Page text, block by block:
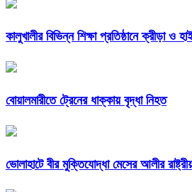
কালুখালীর বিভিন্ন শিক্ষা প্রতিষ্ঠানে ক্রীড়া ও
বোয়ালমারীতে ট্রেনের ধাক্কায় বৃদ্ধা নিহত
ভোলাহাটে বীর মুক্তিযোদ্ধা মেসের আলীর